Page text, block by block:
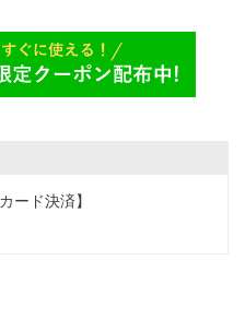
ード決済】